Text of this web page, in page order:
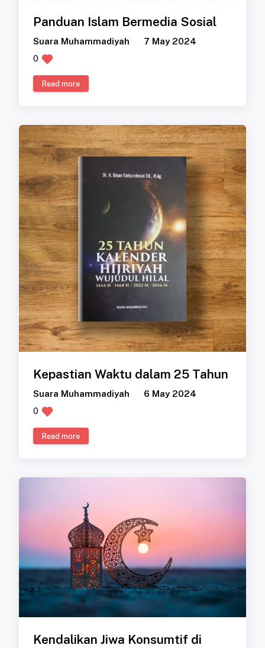
Panduan Islam Bermedia Sosial
Suara Muhammadiyah
7 May 2024
0
Read more
Kepastian Waktu dalam 25 Tahun
Suara Muhammadiyah
6 May 2024
0
Read more
Kendalikan Jiwa Konsumtif di